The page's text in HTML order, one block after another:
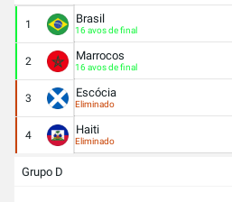
1 Brasil
16 avos de final
2 Marrocos
16 avos de final
3 Escócia
Eliminado
4 Haiti
Eliminado
Grupo D